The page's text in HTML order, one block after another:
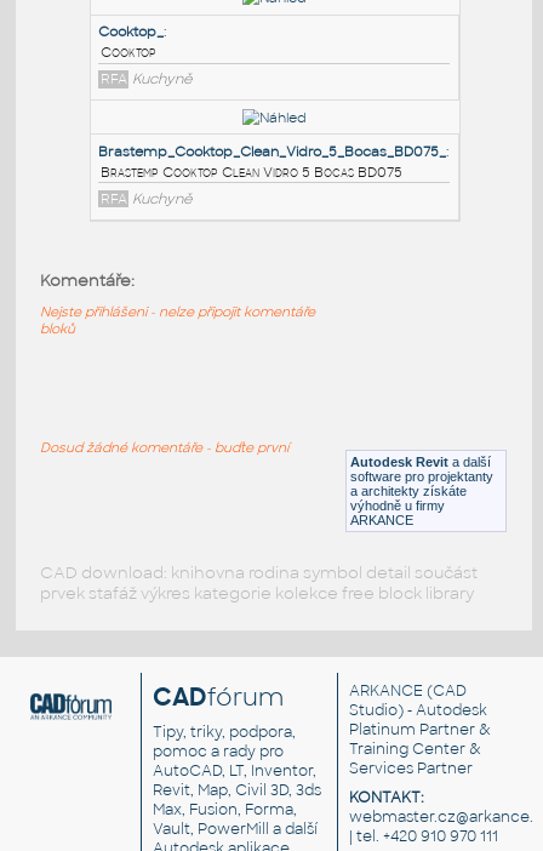
Jenn Air - 30quot Electric Downdraft Cooktop
RFA Kuchyně
GE_Cafe_30quot_Built_in_Electric_Cooktop_
GE Cafe 30quot Built in Electric Cooktop
RFA Kuchyně
Cooktop_
Kuchyně
Autodesk Revit a další
software pro projektanty
a architekty získáte
výhodně u firmy
ARKANCE
Komentáře:
Nejste přihlášeni - nelze připojit komentáře
bloků
Dosud žádné komentáře - buďte první
CAD download: knihovna rodina symbol detail součást
prvek stafáž výkres kategorie kolekce free block library
CADfórum
Tipy, triky, podpora,
pomoc a rady pro
AutoCAD, LT, Inventor,
Revit, Map, Civil 3D, 3ds
Max, Fusion, Forma,
Vault, PowerMill a další
ARKANCE (CAD
Studio) - Autodesk
Platinum Partner &
Training Center &
Services Partner
KONTAKT:
| tel. +420 910 970 111